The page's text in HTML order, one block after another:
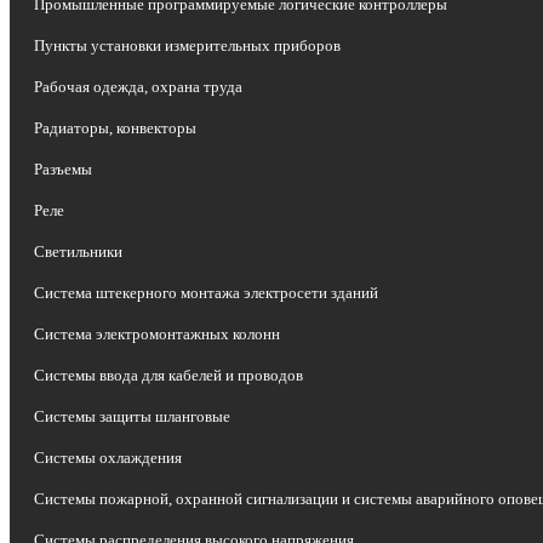
Промышленные программируемые логические контроллеры
Пункты установки измерительных приборов
Рабочая одежда, охрана труда
Радиаторы, конвекторы
Разъемы
Реле
Светильники
Система штекерного монтажа электросети зданий
Система электромонтажных колонн
Системы ввода для кабелей и проводов
Системы защиты шланговые
Системы охлаждения
Системы пожарной, охранной сигнализации и системы аварийного